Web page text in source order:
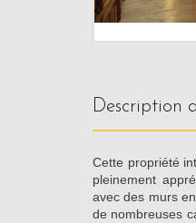
description
Cette propriété
pleinement
avec des murs
de nombreuses